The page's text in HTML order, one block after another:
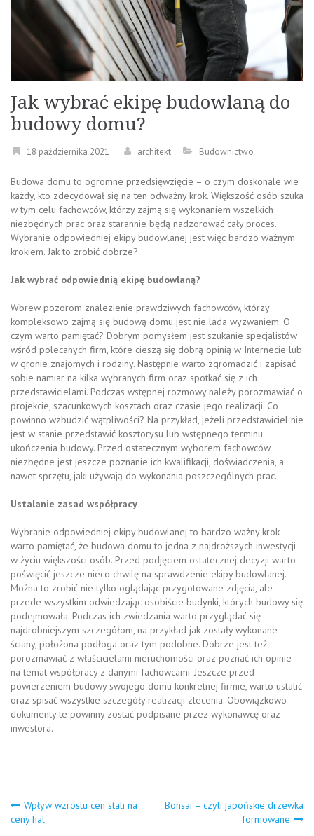
Jak wybrać ekipę budowlaną do
budowy domu?
18 października 2021 architekt Budownictwo
Budowa domu to ogromne przedsięwzięcie – o czym doskonale wie
każdy, kto zdecydował się na ten odważny krok. Większość osób szuka
w tym celu fachowców, którzy zajmą się wykonaniem wszelkich
niezbędnych prac oraz starannie będą nadzorować cały proces.
Wybranie odpowiedniej ekipy budowlanej jest więc bardzo ważnym
krokiem. Jak to zrobić dobrze?
Jak wybrać odpowiednią ekipę budowlaną?
Wbrew pozorom znalezienie prawdziwych fachowców, którzy
kompleksowo zajmą się budową domu jest nie lada wyzwaniem. O
czym warto pamiętać? Dobrym pomysłem jest szukanie specjalistów
wśród polecanych firm, które cieszą się dobrą opinią w Internecie lub
w gronie znajomych i rodziny. Następnie warto zgromadzić i zapisać
sobie namiar na kilka wybranych firm oraz spotkać się z ich
przedstawicielami. Podczas wstępnej rozmowy należy porozmawiać o
projekcie, szacunkowych kosztach oraz czasie jego realizacji. Co
powinno wzbudzić wątpliwości? Na przykład, jeżeli przedstawiciel nie
jest w stanie przedstawić kosztorysu lub wstępnego terminu
ukończenia budowy. Przed ostatecznym wyborem fachowców
niezbędne jest jeszcze poznanie ich kwalifikacji, doświadczenia, a
nawet sprzętu, jaki używają do wykonania poszczególnych prac.
Ustalanie zasad współpracy
Wybranie odpowiedniej ekipy budowlanej to bardzo ważny krok –
warto pamiętać, że budowa domu to jedna z najdroższych inwestycji
w życiu większości osób. Przed podjęciem ostatecznej decyzji warto
poświęcić jeszcze nieco chwilę na sprawdzenie ekipy budowlanej.
Można to zrobić nie tylko oglądając przygotowane zdjęcia, ale
przede wszystkim odwiedzając osobiście budynki, których budowy się
podejmowała. Podczas ich zwiedzania warto przyglądać się
najdrobniejszym szczegółom, na przykład jak zostały wykonane
ściany, położona podłoga oraz tym podobne. Dobrze jest też
porozmawiać z właścicielami nieruchomości oraz poznać ich opinie
na temat współpracy z danymi fachowcami. Jeszcze przed
powierzeniem budowy swojego domu konkretnej firmie, warto ustalić
oraz spisać wszystkie szczegóły realizacji zlecenia. Obowiązkowo
dokumenty te powinny zostać podpisane przez wykonawcę oraz
inwestora.
Nawigacja
Wpływ wzrostu cen stali na
ceny hal
Bonsai – czyli japońskie drzewka
formowane